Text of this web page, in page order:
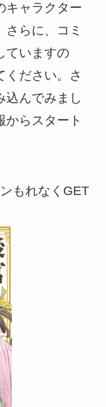
キャラクター
らに、コミ
ていますの
ください。さ
込んでみまし
からスタート
もれなくGET